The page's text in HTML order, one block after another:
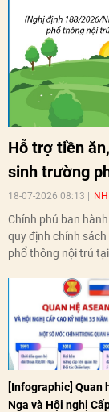
Hỗ trợ tiền
sinh trường
18-07-2026 08:13
Chính phủ ban
quy định chính
phổ thông nội trú
[Infographic] Quan
Nga và Hội nghị